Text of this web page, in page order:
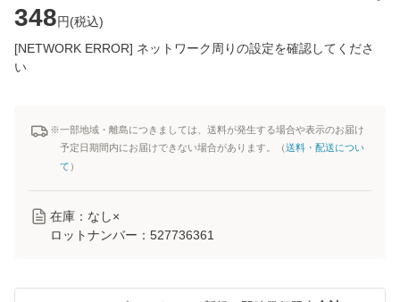
348円(税込)
[NETWORK ERROR] ネットワーク周りの設定を確認してくださ
い
※一部地域・離島につきましては、送料が発生する場合や表示のお届け
予定日期間内にお届けできない場合があります。（送料・配送につい
て ）
在庫：なし×
ロットナンバー： 527736361